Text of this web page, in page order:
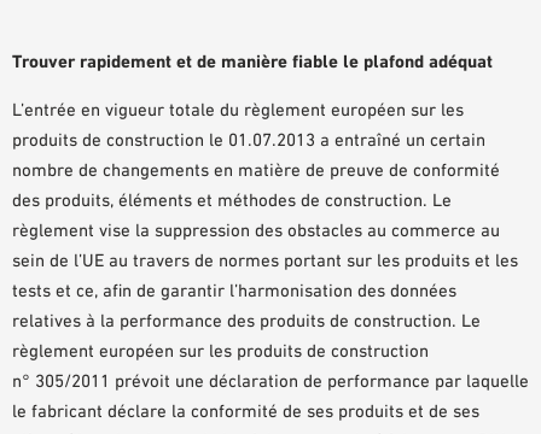
DOCUMENTS D’APPEL D’OFFRES
TÉLÉCHARGEMENTS
DÉCLARATION DE PERFORMANCE (DDP)
DOCUMENTS D’AIDE À LA PLANIFICATION
BIBLIOTHÈQUE BIM/REVIT
Trouver rapidement et de manière fiable le plafond adéquat
L’entrée en vigueur totale du règlement européen sur les
produits de construction le 01.07.2013 a entraîné un certain
nombre de changements en matière de preuve de conformité
des produits, éléments et méthodes de construction. Le
règlement vise la suppression des obstacles au commerce au
sein de l’UE au travers de normes portant sur les produits et les
tests et ce, afin de garantir l’harmonisation des données
relatives à la performance des produits de construction. Le
règlement européen sur les produits de construction
n° 305/2011 prévoit une déclaration de performance par laquelle
le fabricant déclare la conformité de ses produits et de ses